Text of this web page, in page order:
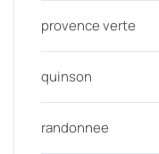
provence verte
quinson
randonnee